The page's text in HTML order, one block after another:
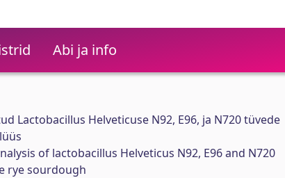
Abi ja info
Lactobacillus Helveticuse N92, E96, ja N720 tüvede
of lactobacillus Helveticus N92, E96 and N720
rye sourdough